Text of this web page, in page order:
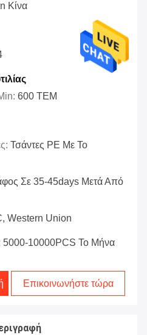
Κίνα
600 ΤΕΜ
Τσάντες PE Με Το
Σε 35-45days Μετά Από
Western Union
5000-10000PCS Το Μήνα
Επικοινωνήστε τώρα